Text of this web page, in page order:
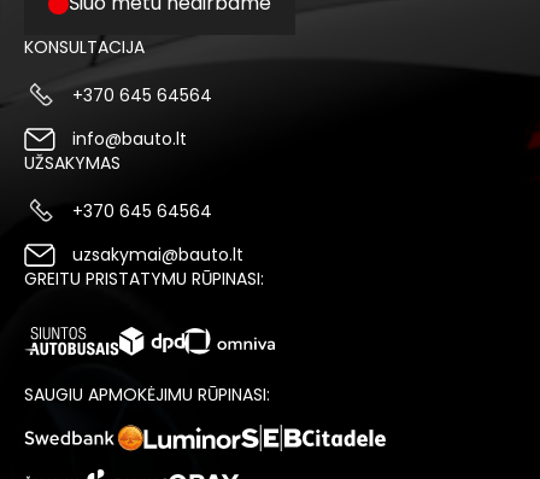
KONSULTACIJA
+370 645 64564
info@bauto.lt
UŽSAKYMAS
+370 645 64564
uzsakymai@bauto.lt
GREITU PRISTATYMU RŪPINASI:
SAUGIU APMOKĖJIMU RŪPINASI: